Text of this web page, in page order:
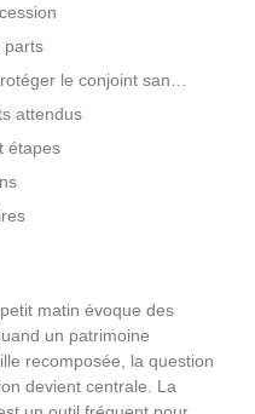
parts
attendus
étapes
matin évoque des
un patrimoine
recomposée, la question
devient centrale. La